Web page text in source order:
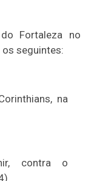
Fortaleza no
seguintes:
na
contra o